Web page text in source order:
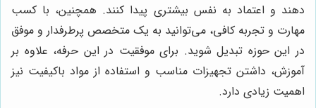
دهند و اعتماد به نفس بیشتری پیدا کنند. همچنین، با کسب
مهارت و تجربه کافی، می‌توانید به یک متخصص پرطرفدار و موفق
در این حوزه تبدیل شوید. برای موفقیت در این حرفه، علاوه بر
آموزش، داشتن تجهیزات مناسب و استفاده از مواد باکیفیت نیز
اهمیت زیادی دارد.